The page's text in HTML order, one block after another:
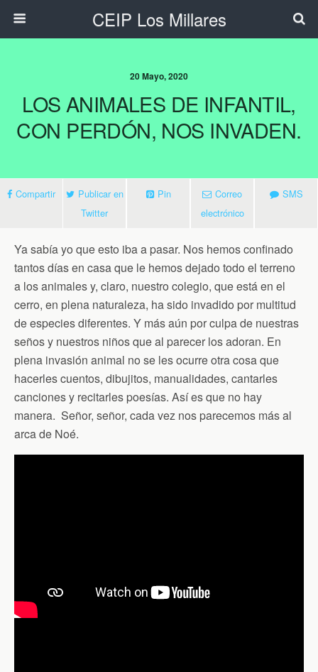
CEIP Los Millares
20 Mayo, 2020
LOS ANIMALES DE INFANTIL,
CON PERDÓN, NOS INVADEN.
Compartir
Publicar en
Twitter
Pin
Correo
electrónico
SMS
Ya sabía yo que esto iba a pasar. Nos hemos confinado
tantos días en casa que le hemos dejado todo el terreno
a los animales y, claro, nuestro colegio, que está en el
cerro, en plena naturaleza, ha sido invadido por multitud
de especies diferentes. Y más aún por culpa de nuestras
seños y nuestros niños que al parecer los adoran. En
plena invasión animal no se les ocurre otra cosa que
hacerles cuentos, dibujitos, manualidades, cantarles
canciones y recitarles poesías. Así es que no hay
manera. Señor, señor, cada vez nos parecemos más al
arca de Noé.